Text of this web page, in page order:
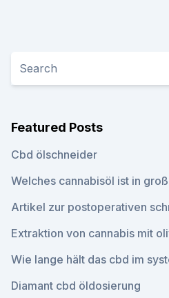
Featured Posts
Cbd ölschneider
Welches cannabisöl ist in
Artikel zur postoperativen
Extraktion von cannabis mit
Wie lange hält das cbd im
Diamant cbd öldosierung